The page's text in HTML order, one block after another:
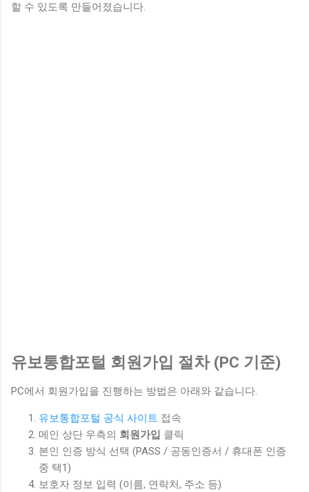
할 수 있도록 만들어졌습니다.
유보통합포털 회원가입 절차 (PC 기준)
PC에서 회원가입을 진행하는 방법은 아래와 같습니다.
유보통합포털 공식 사이트 접속
메인 상단 우측의 회원가입 클릭
본인 인증 방식 선택 (PASS / 공동인증서 / 휴대폰 인증
중 택1)
보호자 정보 입력 (이름, 연락처, 주소 등)